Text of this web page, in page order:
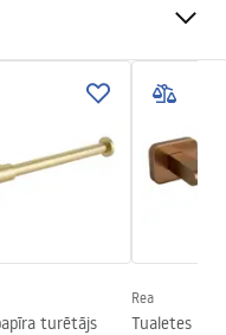
turētājs
Rea
Tualetes